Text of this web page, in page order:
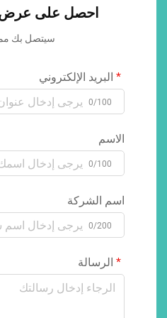
احصل على عرض
سيتصل بك
البريد الإلكتروني
0/100
الاسم
0/100
اسم الشركة
0/200
الرسالة